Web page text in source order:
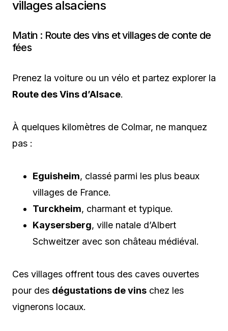
villages alsaciens
Matin : Route des vins et villages de conte de
fées
Prenez la voiture ou un vélo et partez explorer la
Route des Vins d’Alsace.
À quelques kilomètres de Colmar, ne manquez
pas :
Eguisheim, classé parmi les plus beaux
villages de France.
Turckheim, charmant et typique.
Kaysersberg, ville natale d’Albert
Schweitzer avec son château médiéval.
Ces villages offrent tous des caves ouvertes
pour des dégustations de vins chez les
vignerons locaux.